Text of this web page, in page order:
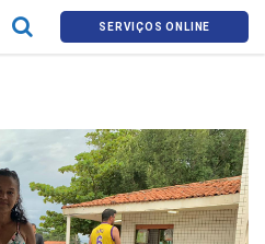
SERVIÇOS ONLINE